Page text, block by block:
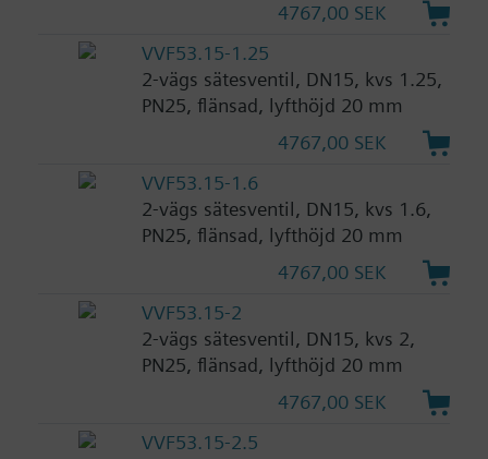
4767,00 SEK
VVF53.15-1.25
2-vägs sätesventil, DN15, kvs 1.25,
PN25, flänsad, lyfthöjd 20 mm
4767,00 SEK
VVF53.15-1.6
2-vägs sätesventil, DN15, kvs 1.6,
PN25, flänsad, lyfthöjd 20 mm
4767,00 SEK
VVF53.15-2
2-vägs sätesventil, DN15, kvs 2,
PN25, flänsad, lyfthöjd 20 mm
4767,00 SEK
VVF53.15-2.5